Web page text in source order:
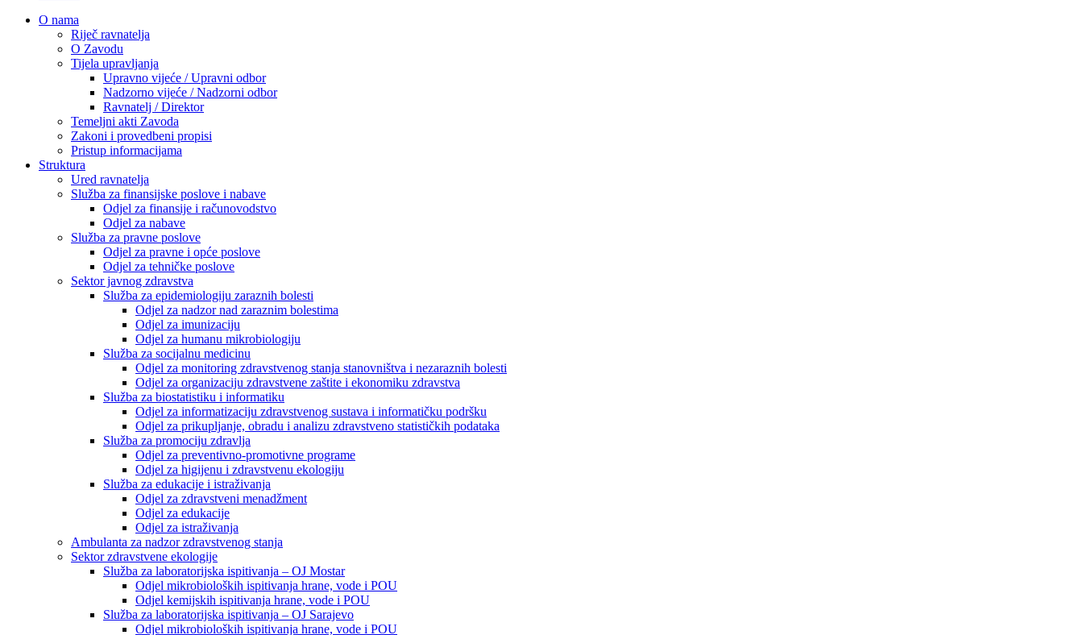
O nama
Riječ ravnatelja
O Zavodu
Tijela upravljanja
Upravno vijeće / Upravni odbor
Nadzorno vijeće / Nadzorni odbor
Ravnatelj / Direktor
Temeljni akti Zavoda
Zakoni i provedbeni propisi
Pristup informacijama
Struktura
Ured ravnatelja
Služba za finansijske poslove i nabave
Odjel za finansije i računovodstvo
Odjel za nabave
Služba za pravne poslove
Odjel za pravne i opće poslove
Odjel za tehničke poslove
Sektor javnog zdravstva
Služba za epidemiologiju zaraznih bolesti
Odjel za nadzor nad zaraznim bolestima
Odjel za imunizaciju
Odjel za humanu mikrobiologiju
Služba za socijalnu medicinu
Odjel za monitoring zdravstvenog stanja stanovništva i nezaraznih bolesti
Odjel za organizaciju zdravstvene zaštite i ekonomiku zdravstva
Služba za biostatistiku i informatiku
Odjel za informatizaciju zdravstvenog sustava i informatičku podršku
Odjel za prikupljanje, obradu i analizu zdravstveno statističkih podataka
Služba za promociju zdravlja
Odjel za preventivno-promotivne programe
Odjel za higijenu i zdravstvenu ekologiju
Služba za edukacije i istraživanja
Odjel za zdravstveni menadžment
Odjel za edukacije
Odjel za istraživanja
Ambulanta za nadzor zdravstvenog stanja
Sektor zdravstvene ekologije
Služba za laboratorijska ispitivanja – OJ Mostar
Odjel mikrobioloških ispitivanja hrane, vode i POU
Odjel kemijskih ispitivanja hrane, vode i POU
Služba za laboratorijska ispitivanja – OJ Sarajevo
Odjel mikrobioloških ispitivanja hrane, vode i POU